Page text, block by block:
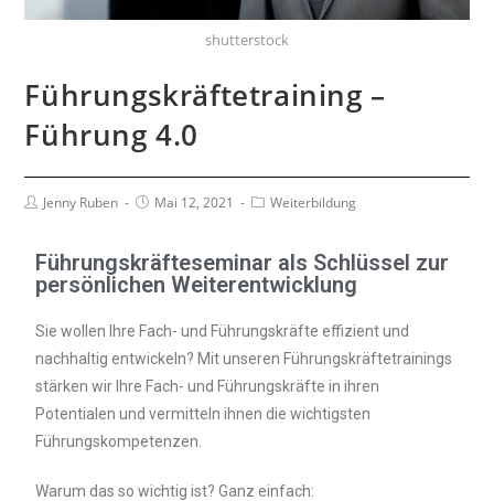
shutterstock
Führungskräftetraining –
Führung 4.0
Jenny Ruben Mai 12, 2021 Weiterbildung
Führungskräfteseminar als Schlüssel zur
persönlichen Weiterentwicklung
Sie wollen Ihre Fach- und Führungskräfte effizient und
nachhaltig entwickeln? Mit unseren Führungskräftetrainings
stärken wir Ihre Fach- und Führungskräfte in ihren
Potentialen und vermitteln ihnen die wichtigsten
Führungskompetenzen.
Warum das so wichtig ist? Ganz einfach: